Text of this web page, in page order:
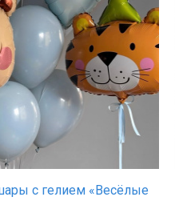
с гелием «Весёлые